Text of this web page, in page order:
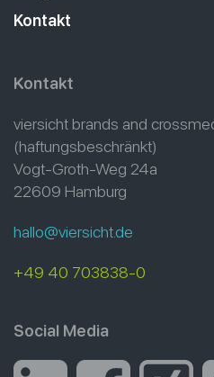
Kontakt
Kontakt
viersicht brands and
(haftungsbeschränkt)
Vogt-Groth-Weg 24a
22609 Hamburg
hallo@viersicht.de
+49 40 703838-0
Social Media